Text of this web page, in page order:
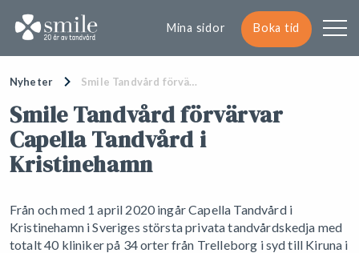
Nyheter Smile Tandvård förvä…
Smile Tandvård förvärvar
Capella Tandvård i
Kristinehamn
Från och med 1 april 2020 ingår Capella Tandvård i
Kristinehamn i Sveriges största privata tandvårdskedja med
totalt 40 kliniker på 34 orter från Trelleborg i syd till Kiruna i
Mina sidor Boka tid